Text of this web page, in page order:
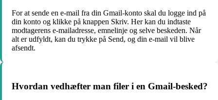
For at sende en e-mail fra din Gmail-konto skal du logge ind på
din konto og klikke på knappen Skriv. Her kan du indtaste
modtagerens e-mailadresse, emnelinje og selve beskeden. Når
alt er udfyldt, kan du trykke på Send, og din e-mail vil blive
afsendt.
Hvordan vedhæfter man filer i en Gmail-besked?